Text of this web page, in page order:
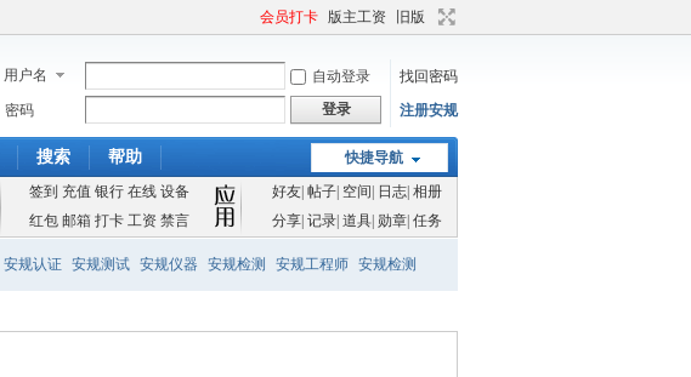
会员打卡 版主工资 旧版
用户名 自动登录
找回密码
密码
登录 注册安规
快捷导航
搜索 帮助
签到 充值 银行 在线 设备 好友| 帖子| 空间 日志| 相册
红包 邮箱 打卡 工资 禁言 分享| 记录| 道具| 勋章| 任务
安规认证 安规测试 安规仪器 安规检测 安规工程师 安规检测